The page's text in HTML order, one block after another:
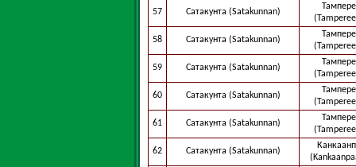
57 Сатакунта (Satakunnan)
Тампере
58 Сатакунта (Satakunnan)
Тампере
59 Сатакунта (Satakunnan)
Тампере
60 Сатакунта (Satakunnan)
Тампере
61 Сатакунта (Satakunnan)
Тампере
62 Сатакунта (Satakunnan)